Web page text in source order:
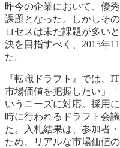
昨今の企業において、優
課題となった。しかしそ
ロセスは未だ課題が多い
決を目指すべく、2015年
た。
『転職ドラフト』では、
市場価値を把握したい」
いうニーズに対応。採用
時に行われるドラフト会
た。入札結果は、参加者
ため、リアルな市場価値